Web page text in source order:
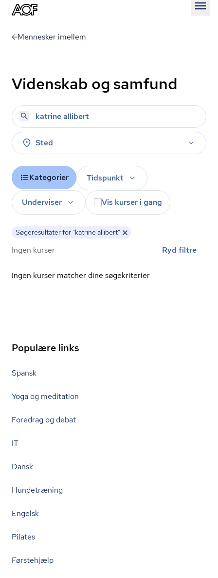
Mennesker imellem
Videnskab og samfund
Sted
Kategorier Tidspunkt
Underviser Vis kurser i gang
Søgeresultater for "katrine allibert"
Ingen kurser Ryd filtre
Ingen kurser matcher dine søgekriterier
Populære links
Spansk
Yoga og meditation
Foredrag og debat
IT
Dansk
Hundetræning
Engelsk
Pilates
Førstehjælp